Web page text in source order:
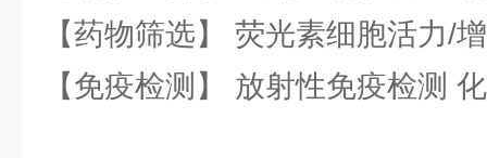
【药物筛选】 荧光素细胞活力/
【免疫检测】 放射性免疫检测